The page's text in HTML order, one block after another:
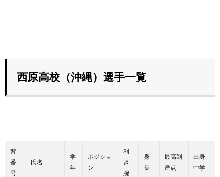
西原高校（沖縄）選手一覧
背
番
号
氏名
学
年
ポジショ
ン
利
き
腕
身
長
最高到
達点
出身
中学